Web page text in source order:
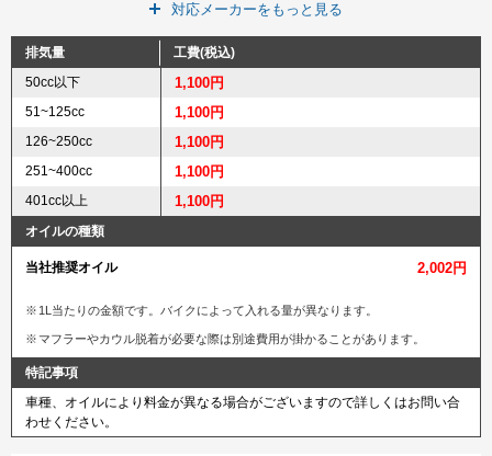
ＫＴＭ キムコ ＳＹＭ
対応メーカーをもっと見る
排気量
工費(税込)
50cc以下
1,100円
51~125cc 1,100円
126~250cc 1,100円
251~400cc 1,100円
401cc以上 1,100円
オイルの種類
当社推奨オイル 2,002円
1L当たりの金額です。バイクによって入れる量が異なります。
マフラーやカウル脱着が必要な際は別途費用が掛かることがあります。
特記事項
車種、オイルにより料金が異なる場合がございますので詳しくはお問い合
わせください。